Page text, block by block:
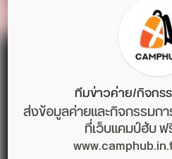
ทีมข่าวค่าย/กิจกร
ส่งข้อมูลค่ายและกิจกรรมก
ที่เว็บแคมป์ฮับ